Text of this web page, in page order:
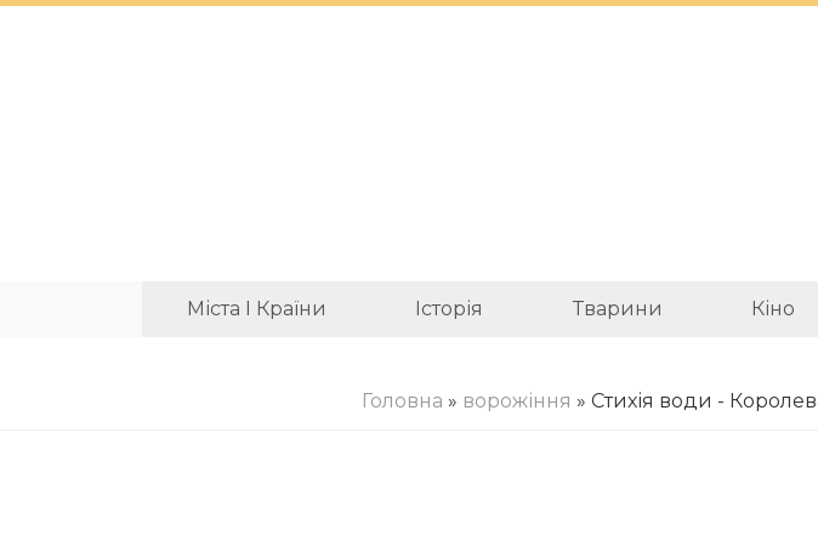
Міста І Країни Історія Тварини Кіно
Головна » ворожіння » Стихія води -